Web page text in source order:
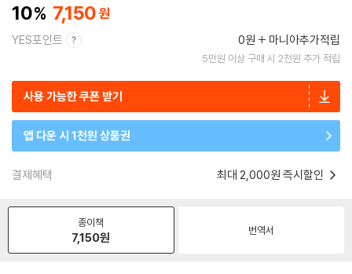
10 7,150
YES포인트 0원 마니아추가적립
5만원 이상 구매 시 2천원 추가 적립
사용 가능한 쿠폰 받기
앱 다운 시 1천원 상품권
결제혜택 최대 2,000원 즉시할인
종이책
7,150원 번역서